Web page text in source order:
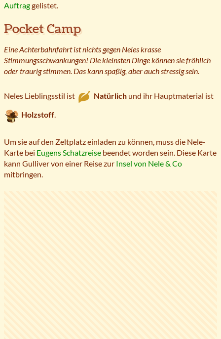
Auftraggelistet.
Pocket Camp
Eine Achterbahnfahrt ist nichts gegen Neles krasse
Stimmungsschwankungen! Die kleinsten Dinge können sie fröhlich
oder traurig stimmen. Das kann spaßig, aber auch stressig sein.
Neles Lieblingsstil ist Natürlich und ihr Hauptmaterial ist
Holzstoff.
Um sie auf den Zeltplatz einladen zu können, muss die Nele-
Karte bei Eugens Schatzreise beendet worden sein. Diese Karte
kann Gulliver von einer Reise zur Insel von Nele & Co
mitbringen.